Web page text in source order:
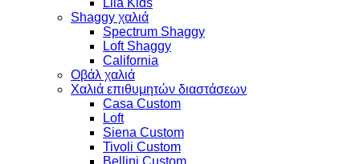
Shaggy χαλιά
Spectrum Shaggy
Loft Shaggy
California
Οβάλ χαλιά
Χαλιά επιθυμητών διαστάσεων
Casa Custom
Loft
Siena Custom
Tivoli Custom
Bellini Custom